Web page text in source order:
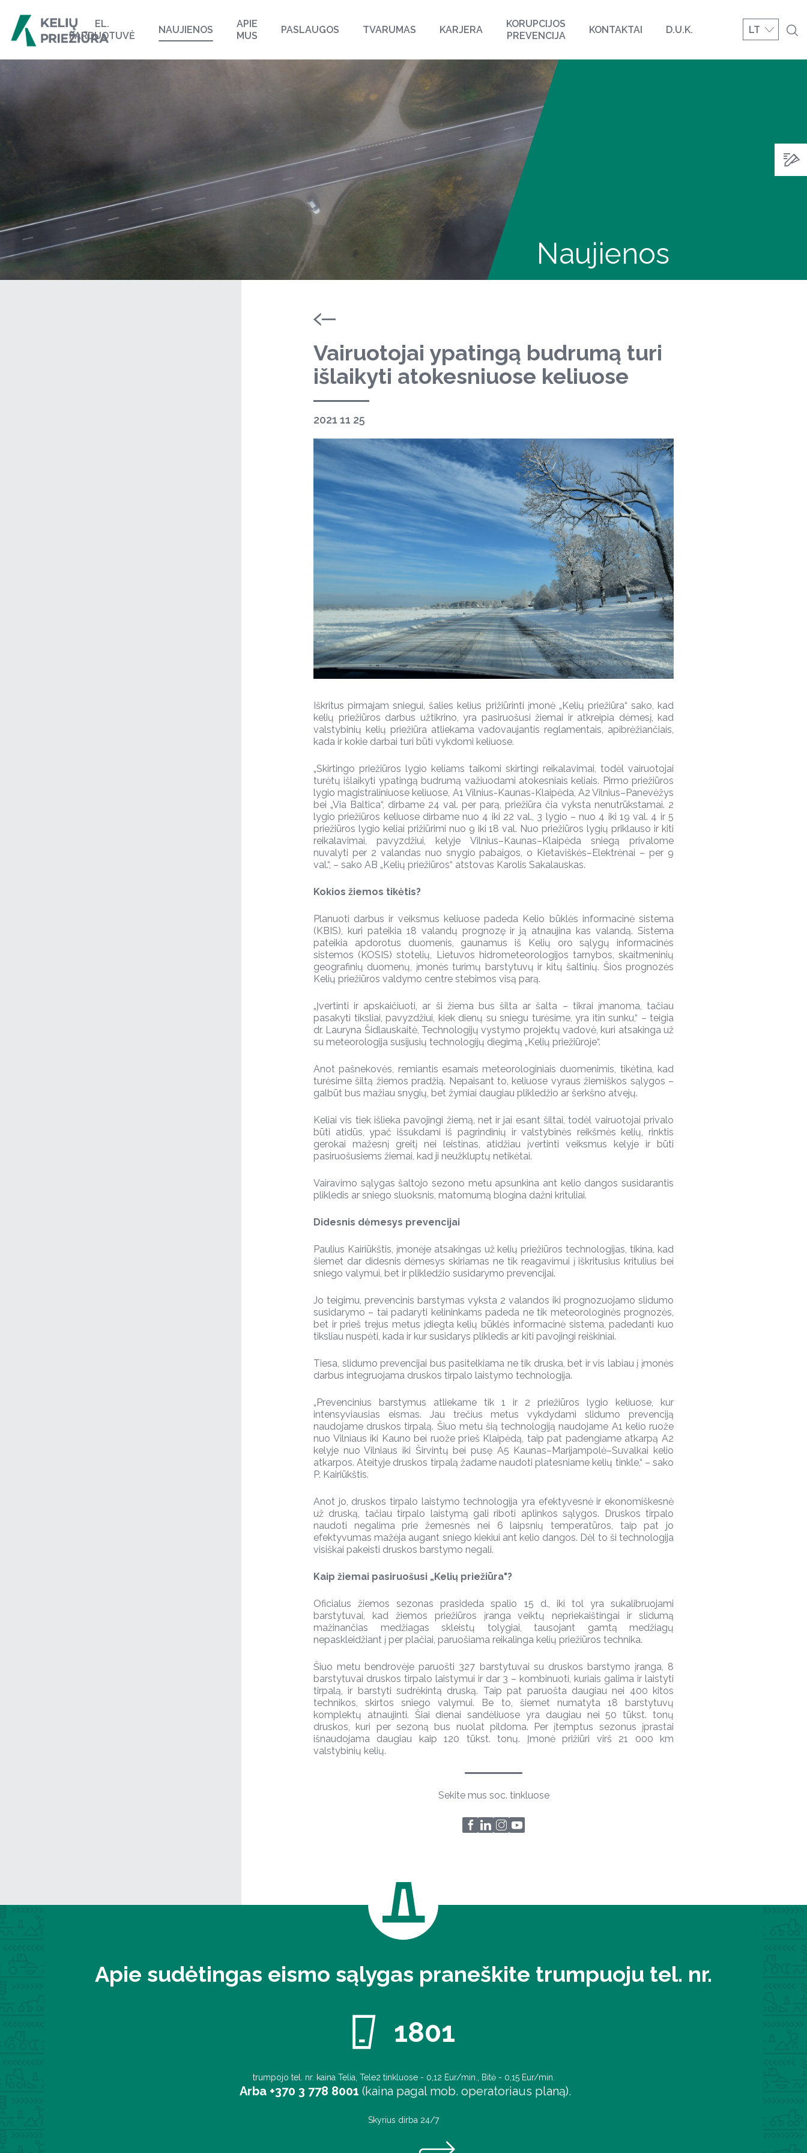
EL.
PARDUOTUVĖ
NAUJIENOS
APIE
MUS
PASLAUGOS TVARUMAS KARJERA
KORUPCIJOS
PREVENCIJA
KONTAKTAI D.U.K. LT
Naujienos
Vairuotojai ypatingą budrumą turi
išlaikyti atokesniuose keliuose
2021 11 25
Iškritus pirmajam sniegui, šalies kelius prižiūrinti įmonė „Kelių priežiūra“ sako, kad
kelių priežiūros darbus užtikrino, yra pasiruošusi žiemai ir atkreipia dėmesį, kad
valstybinių kelių priežiūra atliekama vadovaujantis reglamentais, apibrėžiančiais,
kada ir kokie darbai turi būti vykdomi keliuose.
„Skirtingo priežiūros lygio keliams taikomi skirtingi reikalavimai, todėl vairuotojai
turėtų išlaikyti ypatingą budrumą važiuodami atokesniais keliais. Pirmo priežiūros
lygio magistraliniuose keliuose, A1 Vilnius-Kaunas-Klaipėda, A2 Vilnius–Panevėžys
bei „Via Baltica“, dirbame 24 val. per parą, priežiūra čia vyksta nenutrūkstamai. 2
lygio priežiūros keliuose dirbame nuo 4 iki 22 val., 3 lygio – nuo 4 iki 19 val. 4 ir 5
priežiūros lygio keliai prižiūrimi nuo 9 iki 18 val. Nuo priežiūros lygių priklauso ir kiti
reikalavimai, pavyzdžiui, kelyje Vilnius–Kaunas–Klaipėda sniegą privalome
nuvalyti per 2 valandas nuo snygio pabaigos, o Kietaviškės–Elektrėnai – per 9
val.“, – sako AB „Kelių priežiūros“ atstovas Karolis Sakalauskas.
Kokios žiemos tikėtis?
Planuoti darbus ir veiksmus keliuose padeda Kelio būklės informacinė sistema
(KBIS), kuri pateikia 18 valandų prognozę ir ją atnaujina kas valandą. Sistema
pateikia apdorotus duomenis, gaunamus iš Kelių oro sąlygų informacinės
sistemos (KOSIS) stotelių, Lietuvos hidrometeorologijos tarnybos, skaitmeninių
geografinių duomenų, įmonės turimų barstytuvų ir kitų šaltinių. Šios prognozės
Kelių priežiūros valdymo centre stebimos visą parą.
„Įvertinti ir apskaičiuoti, ar ši žiema bus šilta ar šalta – tikrai įmanoma, tačiau
pasakyti tiksliai, pavyzdžiui, kiek dienų su sniegu turėsime, yra itin sunku,“ – teigia
dr. Lauryna Šidlauskaitė, Technologijų vystymo projektų vadovė, kuri atsakinga už
su meteorologija susijusių technologijų diegimą „Kelių priežiūroje“.
Anot pašnekovės, remiantis esamais meteorologiniais duomenimis, tikėtina, kad
turėsime šiltą žiemos pradžią. Nepaisant to, keliuose vyraus žiemiškos sąlygos –
galbūt bus mažiau snygių, bet žymiai daugiau plikledžio ar šerkšno atvejų.
Keliai vis tiek išlieka pavojingi žiemą, net ir jai esant šiltai, todėl vairuotojai privalo
būti atidūs, ypač išsukdami iš pagrindinių ir valstybinės reikšmės kelių, rinktis
gerokai mažesnį greitį nei leistinas, atidžiau įvertinti veiksmus kelyje ir būti
pasiruošusiems žiemai, kad ji neužkluptų netikėtai.
Vairavimo sąlygas šaltojo sezono metu apsunkina ant kelio dangos susidarantis
plikledis ar sniego sluoksnis, matomumą blogina dažni krituliai.
Didesnis dėmesys prevencijai
Paulius Kairiūkštis, įmonėje atsakingas už kelių priežiūros technologijas, tikina, kad
šiemet dar didesnis dėmesys skiriamas ne tik reagavimui į iškritusius kritulius bei
sniego valymui, bet ir plikledžio susidarymo prevencijai.
Jo teigimu, prevencinis barstymas vyksta 2 valandos iki prognozuojamo slidumo
susidarymo – tai padaryti kelininkams padeda ne tik meteorologinės prognozės,
bet ir prieš trejus metus įdiegta kelių būklės informacinė sistema, padedanti kuo
tiksliau nuspėti, kada ir kur susidarys plikledis ar kiti pavojingi reiškiniai.
Tiesa, slidumo prevencijai bus pasitelkiama ne tik druska, bet ir vis labiau į įmonės
darbus integruojama druskos tirpalo laistymo technologija.
„Prevencinius barstymus atliekame tik 1 ir 2 priežiūros lygio keliuose, kur
intensyviausias eismas. Jau trečius metus vykdydami slidumo prevenciją
naudojame druskos tirpalą. Šiuo metu šią technologiją naudojame A1 kelio ruože
nuo Vilniaus iki Kauno bei ruože prieš Klaipėdą, taip pat padengiame atkarpą A2
kelyje nuo Vilniaus iki Širvintų bei pusę A5 Kaunas–Marijampolė–Suvalkai kelio
atkarpos. Ateityje druskos tirpalą žadame naudoti platesniame kelių tinkle,“ – sako
P. Kairiūkštis.
Anot jo, druskos tirpalo laistymo technologija yra efektyvesnė ir ekonomiškesnė
už druską, tačiau tirpalo laistymą gali riboti aplinkos sąlygos. Druskos tirpalo
naudoti negalima prie žemesnės nei 6 laipsnių temperatūros, taip pat jo
efektyvumas mažėja augant sniego kiekiui ant kelio dangos. Dėl to ši technologija
visiškai pakeisti druskos barstymo negali.
Kaip žiemai pasiruošusi „Kelių priežiūra"?
Oficialus žiemos sezonas prasideda spalio 15 d., iki tol yra sukalibruojami
barstytuvai, kad žiemos priežiūros įranga veiktų nepriekaištingai ir slidumą
mažinančias medžiagas skleistų tolygiai, tausojant gamtą medžiagų
nepaskleidžiant į per plačiai, paruošiama reikalinga kelių priežiūros technika.
Šiuo metu bendrovėje paruošti 327 barstytuvai su druskos barstymo įranga, 8
barstytuvai druskos tirpalo laistymui ir dar 3 – kombinuoti, kuriais galima ir laistyti
tirpalą, ir barstyti sudrėkintą druską. Taip pat paruošta daugiau nei 400 kitos
technikos, skirtos sniego valymui. Be to, šiemet numatyta 18 barstytuvų
komplektų atnaujinti. Šiai dienai sandėliuose yra daugiau nei 50 tūkst. tonų
druskos, kuri per sezoną bus nuolat pildoma. Per įtemptus sezonus įprastai
išnaudojama daugiau kaip 120 tūkst. tonų. Įmonė prižiūri virš 21 000 km
valstybinių kelių.
Sekite mus soc. tinkluose
Apie sudėtingas eismo sąlygas praneškite trumpuoju tel. nr.
1801
trumpojo tel. nr. kaina Telia, Tele2 tinkluose - 0,12 Eur/min., Bitė - 0,15 Eur/min.
Arba +370 3 778 8001 (kaina pagal mob. operatoriaus planą).
Skyrius dirba 24/7